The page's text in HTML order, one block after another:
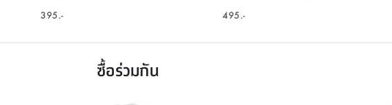
395.- 495.-
ซื้อร่วมกัน